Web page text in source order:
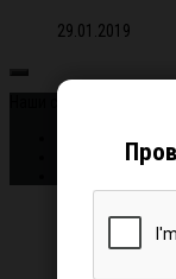
29.01.2019